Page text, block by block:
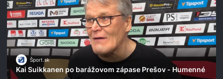
Šport.sk
Kai Suikkanen po barážovom zápase Prešov - Humenné